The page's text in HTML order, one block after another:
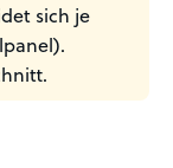
sich je